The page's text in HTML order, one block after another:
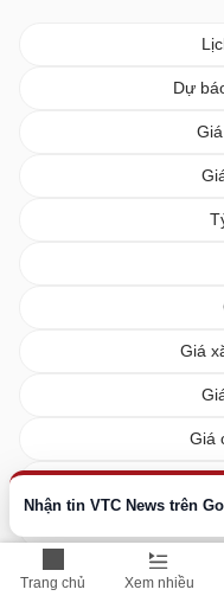
Trang chủ Xem nhiều
Nhận tin VTC News trên
Dự
Giá
Giá